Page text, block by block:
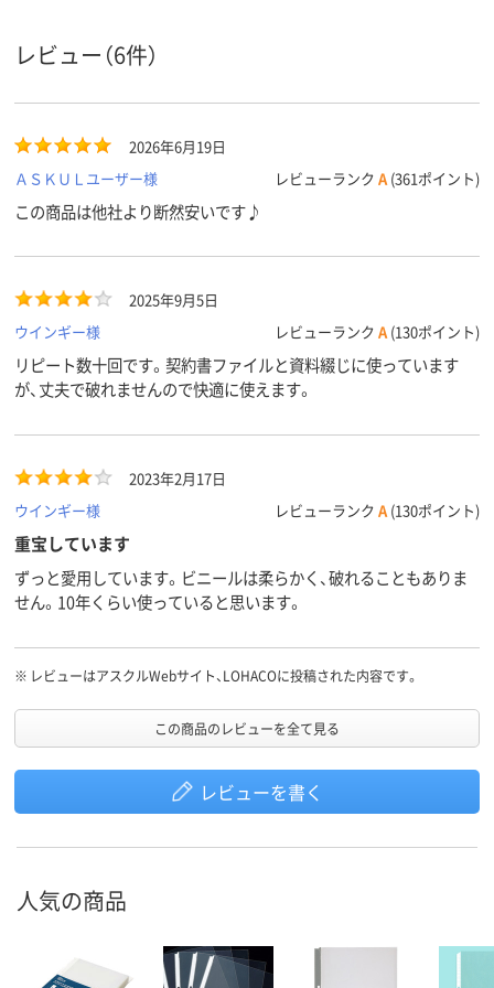
向き タテ
無し 無し 無し
アスクル
スコア
30
レビュー（6件）
2026年6月19日
ＡＳＫＵＬユーザー様
レビューランク A (361ポイント)
この商品は他社より断然安いです♪
2025年9月5日
ウインギー様
レビューランク A (130ポイント)
リピート数十回です。契約書ファイルと資料綴じに使っています
が、丈夫で破れませんので快適に使えます。
2023年2月17日
ウインギー様
レビューランク A (130ポイント)
重宝しています
ずっと愛用しています。ビニールは柔らかく、破れることもありま
せん。10年くらい使っていると思います。
※ レビューはアスクルWebサイト、LOHACOに投稿された内容です。
この商品のレビューを全て見る
レビューを書く
人気の商品